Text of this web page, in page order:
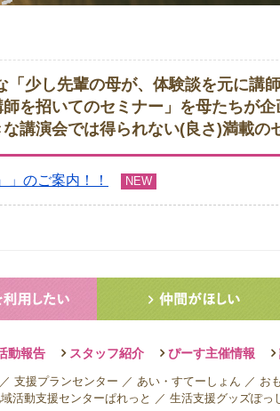
「少し先輩の母が、体験談を元に講
師を招いてのセミナー」を母たちが企
な講演会では得られない(良さ)満載の
」のご案内！！ NEW
動報告 スタッフ紹介 ぴーす主催情報
／ 支援プランセンター ／ あい・すてーしょん ／ お
活動支援センターぱれっと ／ 生活支援グッズぽっ